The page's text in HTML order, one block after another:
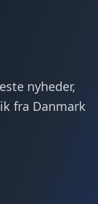
nyheder,
fra Danmark